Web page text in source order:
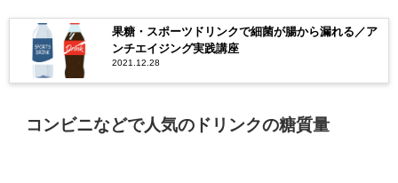
果糖・スポーツドリンクで細菌が腸から漏れる／ア
ンチエイジング実践講座
2021.12.28
コンビニなどで人気のドリンクの糖質量